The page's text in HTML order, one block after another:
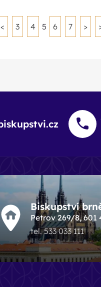
< 3 4 5 6 7 >
Biskupství
Petrov 269/8, 601
tel. 533 033 111